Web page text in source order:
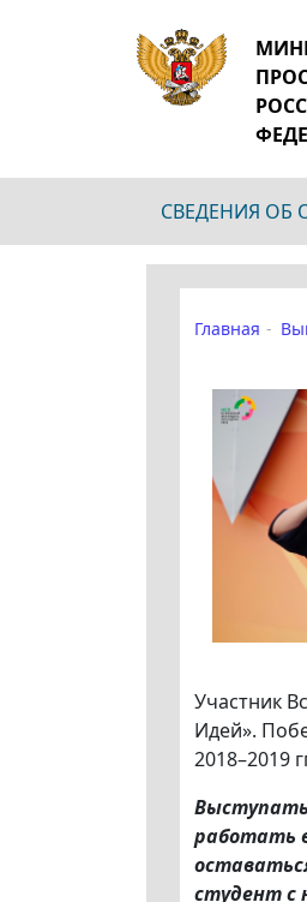
СВЕДЕНИЯ ОБ
Главная
Участник
Идей».
2018–2019
работать
студент с